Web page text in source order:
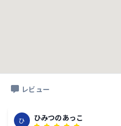
レビュー
ひ ひみつのあっこ